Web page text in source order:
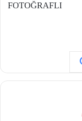
FOTOĞRAFLI